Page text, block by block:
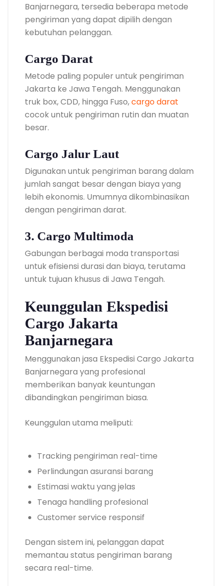
Banjarnegara, tersedia beberapa metode
pengiriman yang dapat dipilih dengan
kebutuhan pelanggan.
Cargo Darat
Metode paling populer untuk pengiriman
Jakarta ke Jawa Tengah. Menggunakan
truk box, CDD, hingga Fuso,cargo darat
cocok untuk pengiriman rutin dan muatan
besar.
Cargo Jalur Laut
Digunakan untuk pengiriman barang dalam
jumlah sangat besar dengan biaya yang
lebih ekonomis. Umumnya dikombinasikan
dengan pengiriman darat.
3. Cargo Multimoda
Gabungan berbagai moda transportasi
untuk efisiensi durasi dan biaya, terutama
untuk tujuan khusus di Jawa Tengah.
Keunggulan Ekspedisi
Cargo Jakarta
Banjarnegara
Menggunakan jasa Ekspedisi Cargo Jakarta
Banjarnegara yang profesional
memberikan banyak keuntungan
dibandingkan pengiriman biasa.
Keunggulan utama meliputi:
Tracking pengiriman real-time
Perlindungan asuransi barang
Estimasi waktu yang jelas
Tenaga handling profesional
Customer service responsif
Dengan sistem ini, pelanggan dapat
memantau status pengiriman barang
secara real-time.